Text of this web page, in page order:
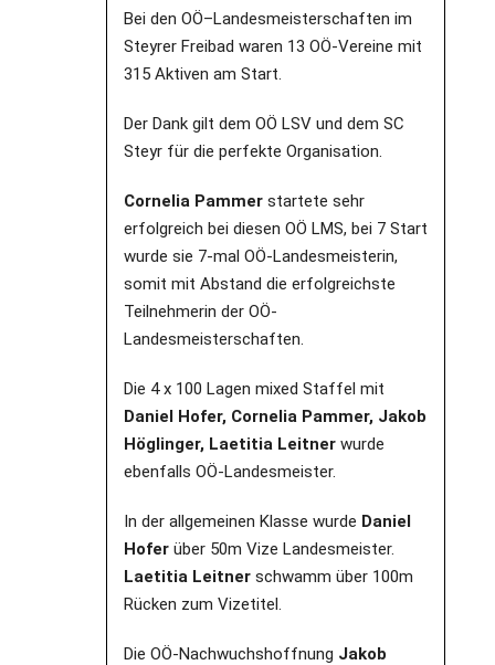
Bei den OÖ–Landesmeisterschaften im
Steyrer Freibad waren 13 OÖ-Vereine mit
315 Aktiven am Start.
Der Dank gilt dem OÖ LSV und dem SC
Steyr für die perfekte Organisation.
Cornelia Pammerstartete sehr
erfolgreich bei diesen OÖ LMS, bei 7 Start
wurde sie 7-mal OÖ-Landesmeisterin,
somit mit Abstand die erfolgreichste
Teilnehmerin der OÖ-
Landesmeisterschaften.
Die 4 x 100 Lagen mixed Staffel mit
Daniel Hofer, Cornelia Pammer, Jakob
Höglinger, Laetitia Leitnerwurde
ebenfalls OÖ-Landesmeister.
In der allgemeinen Klasse wurde Daniel
Hoferüber 50m Vize Landesmeister.
Laetitia Leitnerschwamm über 100m
Rücken zum Vizetitel.
Die OÖ-Nachwuchshoffnung Jakob